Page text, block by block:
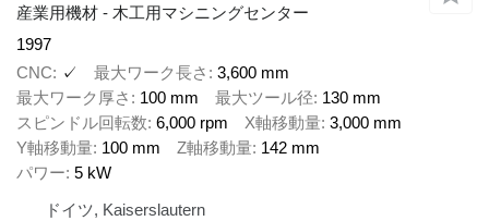
産業用機材 - 木工用マシニングセンター
1997
CNC
✓ 最大ワーク長さ
3,600 mm
最大ワーク厚さ
100 mm 最大ツール径 130 mm
スピンドル回転数 6,000 rpm X軸移動量 3,000 mm
Y軸移動量 100 mm Z軸移動量 142 mm
パワー 5 kW
ドイツ, Kaiserslautern